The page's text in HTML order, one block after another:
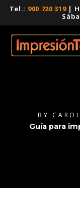
Tel.: 900 720 319|
BY CAROL
Guía para